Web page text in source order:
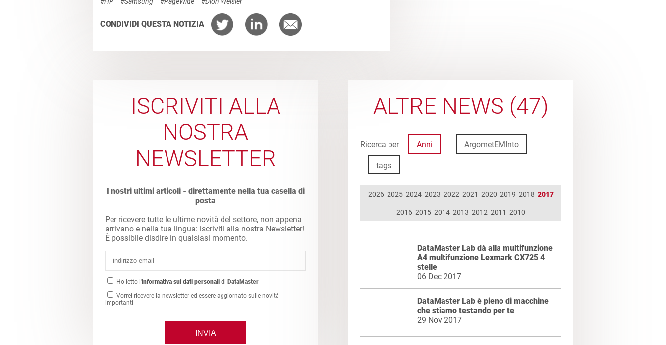
CONDIVIDI QUESTA NOTIZIA
ISCRIVITI ALLA
NOSTRA
NEWSLETTER
I nostri ultimi articoli - direttamente nella tua casella di
posta
Per ricevere tutte le ultime novità del settore, non appena
arrivano e nella tua lingua: iscriviti alla nostra Newsletter!
È possibile disdire in qualsiasi momento.
Ho letto l'informativa sui dati personali di DataMaster
Vorrei ricevere la newsletter ed essere aggiornato sulle novità
importanti
ALTRE NEWS (47)
Ricerca per Anni ArgometEMInto
tags
2026 2025 2024 2023 2022 2021 2020 2019 2018 2017
2016 2015 2014 2013 2012 2011 2010
DataMaster Lab dà alla multifunzione
A4 multifunzione Lexmark CX725 4
stelle
06 Dec 2017
DataMaster Lab è pieno di macchine
che stiamo testando per te
29 Nov 2017